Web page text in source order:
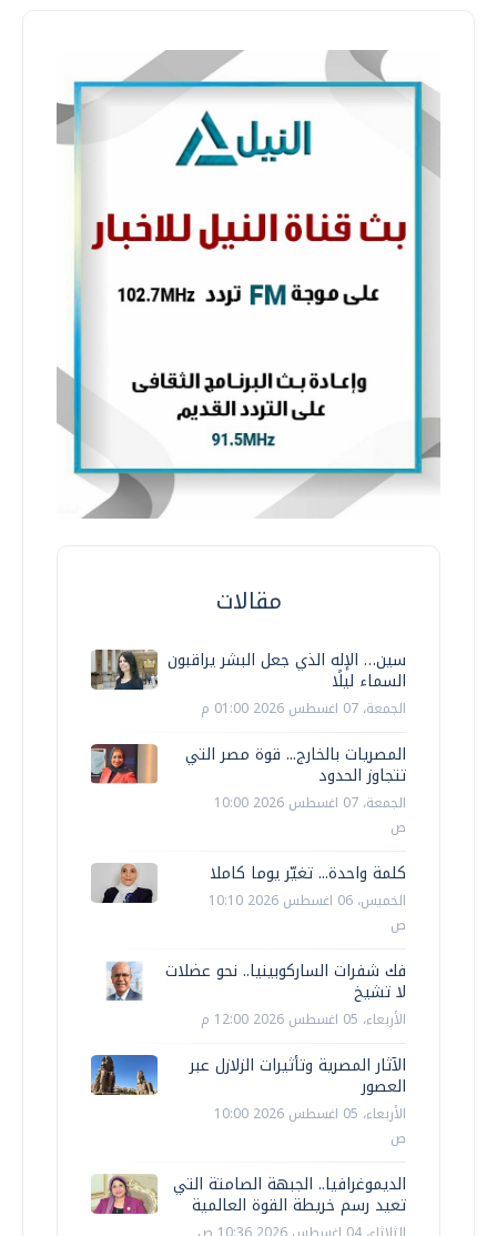
مقالات
سين… الإله الذي جعل البشر يراقبون
السماء ليلًا
الجمعة، 07 اغسطس 2026 01:00 م
المصريات بالخارج... قوة مصر التي
تتجاوز الحدود
الجمعة، 07 اغسطس 2026 10:00
ص
كلمة واحدة... تغيّر يوما كاملا
الخميس، 06 اغسطس 2026 10:10
ص
فك شفرات الساركوبينيا.. نحو عضلات
لا تشيخ
الأربعاء، 05 اغسطس 2026 12:00 م
الآثار المصرية وتأثيرات الزلازل عبر
العصور
الأربعاء، 05 اغسطس 2026 10:00
ص
الديموغرافيا.. الجبهة الصامتة التي
تعيد رسم خريطة القوة العالمية